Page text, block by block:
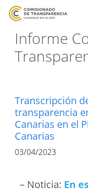
Informe
Transcripción
transparencia
Canarias en el
Canarias
03/04/2023
– Noticia: En